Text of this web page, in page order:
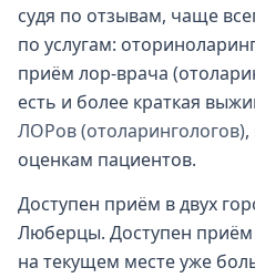
судя по отзывам, чаще
по услугам:
приём лор-врача
есть и более краткая
ЛОРов (отоларингологов)
оценкам пациентов.
Доступен приём в двух
Люберцы. Доступен приём
на текущем месте уже